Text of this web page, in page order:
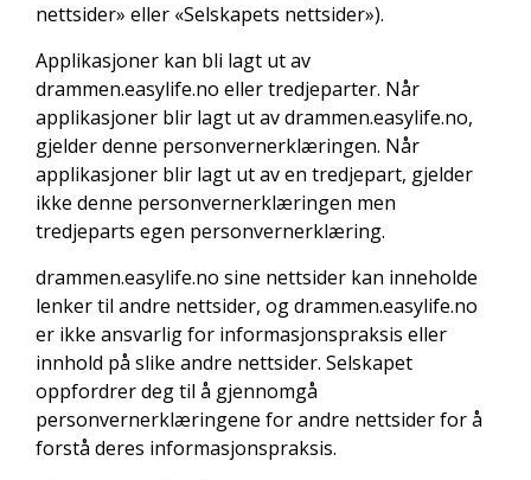
nettsider» eller «Selskapets nettsider»).
Applikasjoner kan bli lagt ut av
drammen.easylife.no eller tredjeparter. Når
applikasjoner blir lagt ut av drammen.easylife.no,
gjelder denne personvernerklæringen. Når
applikasjoner blir lagt ut av en tredjepart, gjelder
ikke denne personvernerklæringen men
tredjeparts egen personvernerklæring.
drammen.easylife.no sine nettsider kan inneholde
lenker til andre nettsider, og drammen.easylife.no
er ikke ansvarlig for informasjonspraksis eller
innhold på slike andre nettsider. Selskapet
oppfordrer deg til å gjennomgå
personvernerklæringene for andre nettsider for å
forstå deres informasjonspraksis.